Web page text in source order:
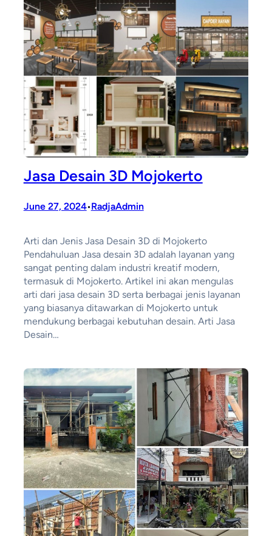
Jasa Desain 3D Mojokerto
June 27, 2024•RadjaAdmin
Arti dan Jenis Jasa Desain 3D di Mojokerto
Pendahuluan Jasa desain 3D adalah layanan yang
sangat penting dalam industri kreatif modern,
termasuk di Mojokerto. Artikel ini akan mengulas
arti dari jasa desain 3D serta berbagai jenis layanan
yang biasanya ditawarkan di Mojokerto untuk
mendukung berbagai kebutuhan desain. Arti Jasa
Desain…